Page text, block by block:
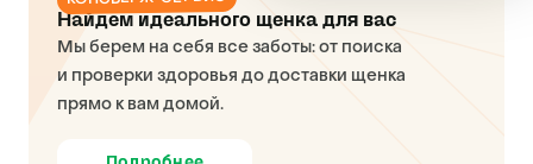
Найдем идеального щенка для вас
Мы берем на себя все заботы: от поиска
и проверки здоровья до доставки щенка
прямо к вам домой.